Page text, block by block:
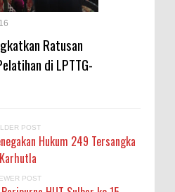
Ratusan
di LPTTG-
POST
Hukum 249 Tersangka
Karhutla
POST